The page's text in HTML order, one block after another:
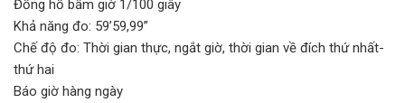
Đồng hồ bấm giờ 1/100 giây
Khả năng đo: 59’59,99”
Chế độ đo: Thời gian thực, ngắt giờ, thời gian về đích thứ nhất-
thứ hai
Báo giờ hàng ngày